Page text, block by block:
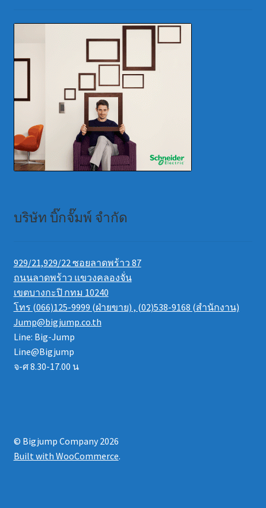
บริษัท บิ๊กจั๊มพ์ จำกัด
929/21,929/22 ซอยลาดพร้าว 87
ถนนลาดพร้าว แขวงคลองจั่น
เขตบางกะปิ กทม 10240
โทร (066)125-9999 (ฝ่ายขาย) , (02)538-9168 (สำนักงาน)
Jump@bigjump.co.th
Line: Big-Jump
Line@Bigjump
จ-ศ 8.30-17.00 น
© Bigjump Company 2026
Built with WooCommerce.